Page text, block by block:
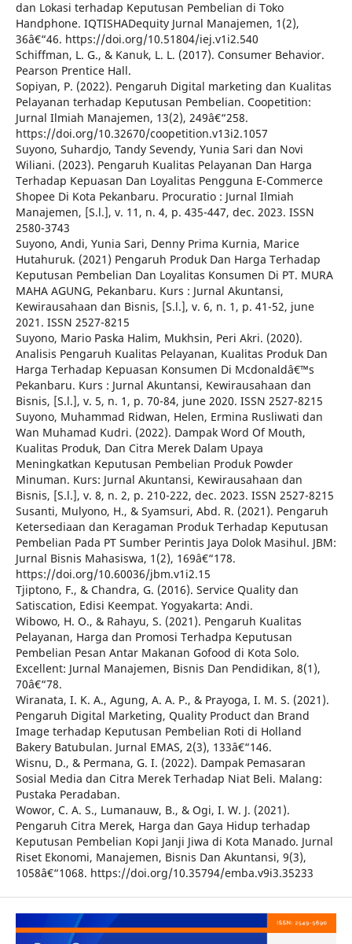
dan Lokasi terhadap Keputusan Pembelian di Toko
Handphone. IQTISHADequity Jurnal Manajemen, 1(2),
36â€“46. https://doi.org/10.51804/iej.v1i2.540
Schiffman, L. G., & Kanuk, L. L. (2017). Consumer Behavior.
Pearson Prentice Hall.
Sopiyan, P. (2022). Pengaruh Digital marketing dan Kualitas
Pelayanan terhadap Keputusan Pembelian. Coopetition:
Jurnal Ilmiah Manajemen, 13(2), 249â€“258.
https://doi.org/10.32670/coopetition.v13i2.1057
Suyono, Suhardjo, Tandy Sevendy, Yunia Sari dan Novi
Wiliani. (2023). Pengaruh Kualitas Pelayanan Dan Harga
Terhadap Kepuasan Dan Loyalitas Pengguna E-Commerce
Shopee Di Kota Pekanbaru. Procuratio : Jurnal Ilmiah
Manajemen, [S.l.], v. 11, n. 4, p. 435-447, dec. 2023. ISSN
2580-3743
Suyono, Andi, Yunia Sari, Denny Prima Kurnia, Marice
Hutahuruk. (2021) Pengaruh Produk Dan Harga Terhadap
Keputusan Pembelian Dan Loyalitas Konsumen Di PT. MURA
MAHA AGUNG, Pekanbaru. Kurs : Jurnal Akuntansi,
Kewirausahaan dan Bisnis, [S.l.], v. 6, n. 1, p. 41-52, june
2021. ISSN 2527-8215
Suyono, Mario Paska Halim, Mukhsin, Peri Akri. (2020).
Analisis Pengaruh Kualitas Pelayanan, Kualitas Produk Dan
Harga Terhadap Kepuasan Konsumen Di Mcdonaldâ€™s
Pekanbaru. Kurs : Jurnal Akuntansi, Kewirausahaan dan
Bisnis, [S.l.], v. 5, n. 1, p. 70-84, june 2020. ISSN 2527-8215
Suyono, Muhammad Ridwan, Helen, Ermina Rusliwati dan
Wan Muhamad Kudri. (2022). Dampak Word Of Mouth,
Kualitas Produk, Dan Citra Merek Dalam Upaya
Meningkatkan Keputusan Pembelian Produk Powder
Minuman. Kurs: Jurnal Akuntansi, Kewirausahaan dan
Bisnis, [S.l.], v. 8, n. 2, p. 210-222, dec. 2023. ISSN 2527-8215
Susanti, Mulyono, H., & Syamsuri, Abd. R. (2021). Pengaruh
Ketersediaan dan Keragaman Produk Terhadap Keputusan
Pembelian Pada PT Sumber Perintis Jaya Dolok Masihul. JBM:
Jurnal Bisnis Mahasiswa, 1(2), 169â€“178.
https://doi.org/10.60036/jbm.v1i2.15
Tjiptono, F., & Chandra, G. (2016). Service Quality dan
Satiscation, Edisi Keempat. Yogyakarta: Andi.
Wibowo, H. O., & Rahayu, S. (2021). Pengaruh Kualitas
Pelayanan, Harga dan Promosi Terhadpa Keputusan
Pembelian Pesan Antar Makanan Gofood di Kota Solo.
Excellent: Jurnal Manajemen, Bisnis Dan Pendidikan, 8(1),
70â€“78.
Wiranata, I. K. A., Agung, A. A. P., & Prayoga, I. M. S. (2021).
Pengaruh Digital Marketing, Quality Product dan Brand
Image terhadap Keputusan Pembelian Roti di Holland
Bakery Batubulan. Jurnal EMAS, 2(3), 133â€“146.
Wisnu, D., & Permana, G. I. (2022). Dampak Pemasaran
Sosial Media dan Citra Merek Terhadap Niat Beli. Malang:
Pustaka Peradaban.
Wowor, C. A. S., Lumanauw, B., & Ogi, I. W. J. (2021).
Pengaruh Citra Merek, Harga dan Gaya Hidup terhadap
Keputusan Pembelian Kopi Janji Jiwa di Kota Manado. Jurnal
Riset Ekonomi, Manajemen, Bisnis Dan Akuntansi, 9(3),
1058â€“1068. https://doi.org/10.35794/emba.v9i3.35233